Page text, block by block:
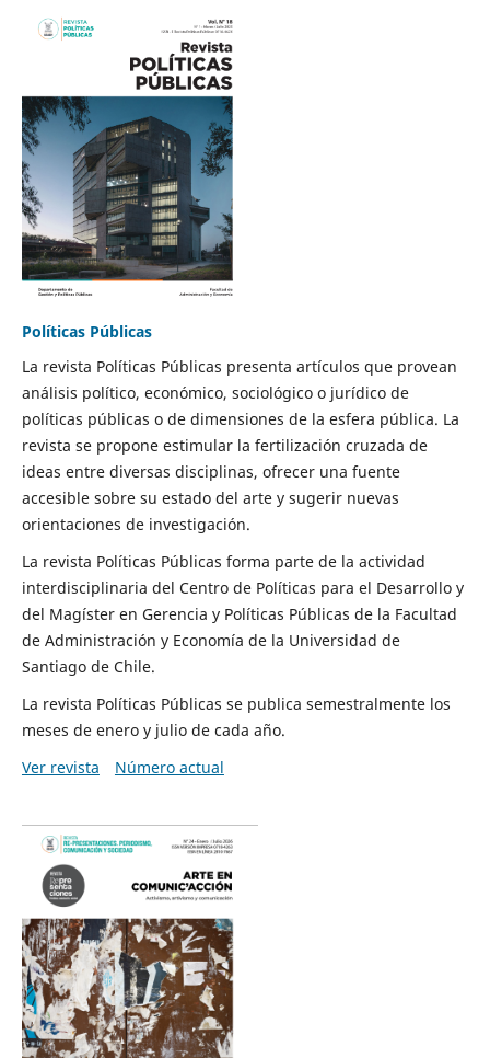
Políticas Públicas
La revista Políticas Públicas presenta artículos que provean
análisis político, económico, sociológico o jurídico de
políticas públicas o de dimensiones de la esfera pública. La
revista se propone estimular la fertilización cruzada de
ideas entre diversas disciplinas, ofrecer una fuente
accesible sobre su estado del arte y sugerir nuevas
orientaciones de investigación.
La revista Políticas Públicas forma parte de la actividad
interdisciplinaria del Centro de Políticas para el Desarrollo y
del Magíster en Gerencia y Políticas Públicas de la Facultad
de Administración y Economía de la Universidad de
Santiago de Chile.
La revista Políticas Públicas se publica semestralmente los
meses de enero y julio de cada año.
Ver revista
Número actual